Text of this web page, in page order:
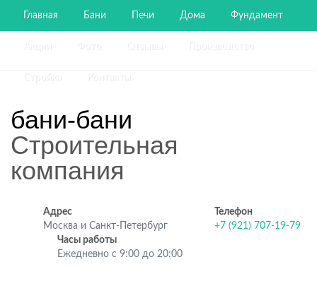
Главная Бани Печи Дома Фундамент
бани-бани
Строительная
компания
Адрес
Москва и Санкт-Петербург
Телефон
+7 (921) 707-19-79
Часы работы
Ежедневно с 9:00 до 20:00